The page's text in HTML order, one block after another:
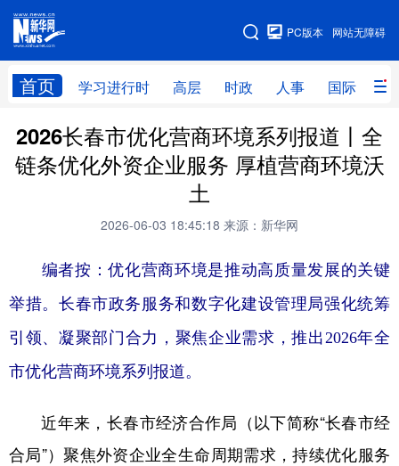
网站无障碍
PC版本
首页 学习进行时 高层 时政 人事 国际 财
网站地图
学习进行时 高层 时政 人事
国际 财经 网评 港澳
文化 书画 健康 军事
学术中国 乡村振兴 银龄 溯源中国
2026长春市优化营商环境系列报道丨全
链条优化外资企业服务 厚植营商环境沃
土
2026-06-03 18:45:18 来源：新华网
编者按：优化营商环境是推动高质量发展的关键
举措。长春市政务服务和数字化建设管理局强化统筹
引领、凝聚部门合力，聚焦企业需求，推出2026年全
市优化营商环境系列报道。
近年来，长春市经济合作局（以下简称“长春市经
合局”）聚焦外资企业全生命周期需求，持续优化服务